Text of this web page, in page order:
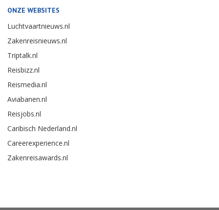
ONZE WEBSITES
Luchtvaartnieuws.nl
Zakenreisnieuws.nl
Triptalk.nl
Reisbizz.nl
Reismedia.nl
Aviabanen.nl
Reisjobs.nl
Caribisch Nederland.nl
Careerexperience.nl
Zakenreisawards.nl